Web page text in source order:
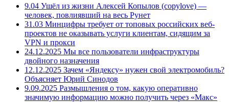
9.04 Ушёл из жизни Алексей Копылов (copylove) —
человек, повлиявший на весь Рунет
31.03 Минцифры требует от топовых российских веб-
проектов не оказывать услуги клиентам, сидящим за
VPN и прокси
24.12.2025 Мы все пользователи инфраструктуры
двойного назначения
12.12.2025 Зачем «Яндексу» нужен свой электромобиль?
Объясняет Юрий Синодов
9.09.2025 Размышления о том, какую оперативно
значимую информацию можно получить через «Макс»